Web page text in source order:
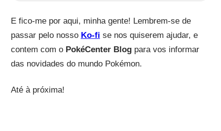
E fico-me por aqui, minha gente! Lembrem-se de
passar pelo nosso Ko-fi se nos quiserem ajudar, e
contem com o PokéCenter Blogpara vos informar
das novidades do mundo Pokémon.
Até à próxima!